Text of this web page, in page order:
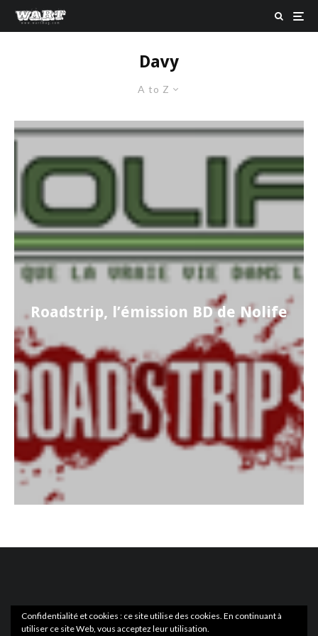
Davy
A to Z
Roadstrip, l’émission BD de Nolife
Confidentialité et cookies : ce site utilise des cookies. En continuant à
utiliser ce site Web, vous acceptez leur utilisation.